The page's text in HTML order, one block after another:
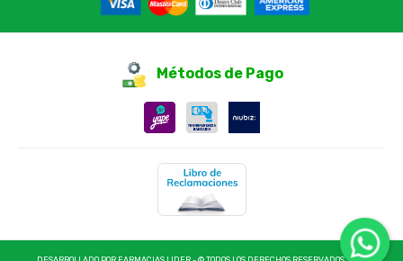
Métodos de Pago